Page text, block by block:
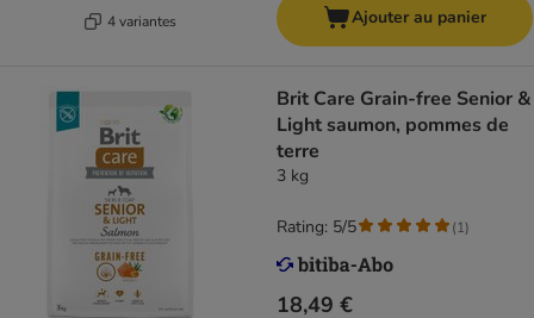
4 variantes Ajouter au panier
Brit Care Grain-free Senior &
Light saumon, pommes de
terre
3 kg
18,49 €
Rating: 5/5 (1)